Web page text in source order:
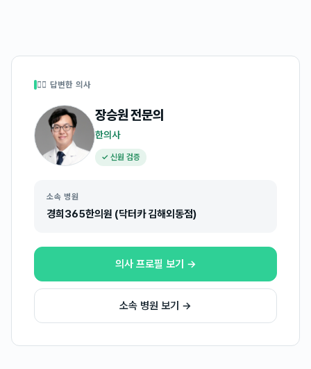
👩‍⚕️ 답변한 의사
장승원전문의
한의사
✓ 신원 검증
소속 병원
경희365한의원 (닥터카 김해외동점)
의사 프로필 보기 →
소속 병원 보기 →